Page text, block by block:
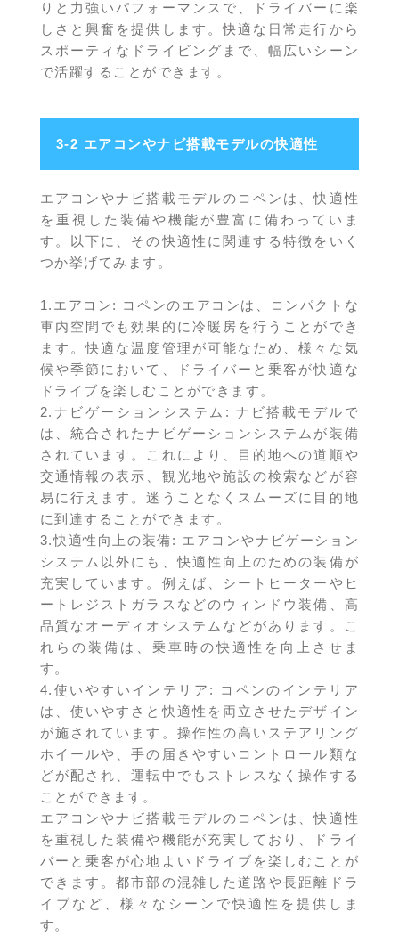
りと力強いパフォーマンスで、ドライバーに楽
しさと興奮を提供します。快適な日常走行から
スポーティなドライビングまで、幅広いシーン
で活躍することができます。
3-2 エアコンやナビ搭載モデルの快適性
エアコンやナビ搭載モデルのコペンは、快適性
を重視した装備や機能が豊富に備わっていま
す。以下に、その快適性に関連する特徴をいく
つか挙げてみます。
1.エアコン: コペンのエアコンは、コンパクトな
車内空間でも効果的に冷暖房を行うことができ
ます。快適な温度管理が可能なため、様々な気
候や季節において、ドライバーと乗客が快適な
ドライブを楽しむことができます。
2.ナビゲーションシステム: ナビ搭載モデルで
は、統合されたナビゲーションシステムが装備
されています。これにより、目的地への道順や
交通情報の表示、観光地や施設の検索などが容
易に行えます。迷うことなくスムーズに目的地
に到達することができます。
3.快適性向上の装備: エアコンやナビゲーション
システム以外にも、快適性向上のための装備が
充実しています。例えば、シートヒーターやヒ
ートレジストガラスなどのウィンドウ装備、高
品質なオーディオシステムなどがあります。こ
れらの装備は、乗車時の快適性を向上させま
す。
4.使いやすいインテリア: コペンのインテリア
は、使いやすさと快適性を両立させたデザイン
が施されています。操作性の高いステアリング
ホイールや、手の届きやすいコントロール類な
どが配され、運転中でもストレスなく操作する
ことができます。
エアコンやナビ搭載モデルのコペンは、快適性
を重視した装備や機能が充実しており、ドライ
バーと乗客が心地よいドライブを楽しむことが
できます。都市部の混雑した道路や長距離ドラ
イブなど、様々なシーンで快適性を提供しま
す。